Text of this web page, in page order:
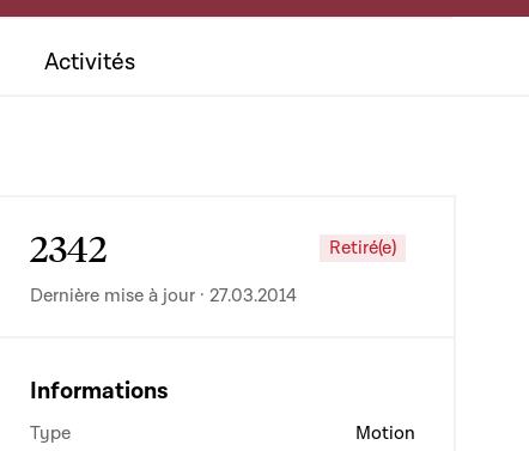
Activités
2342 Retiré(e)
Dernière mise à jour · 27.03.2014
Informations
Type Motion